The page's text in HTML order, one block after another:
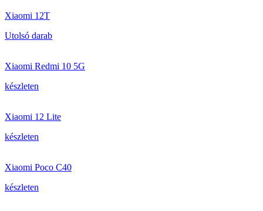
Xiaomi 12T
Utolsó darab
Xiaomi Redmi 10 5G
készleten
Xiaomi 12 Lite
készleten
Xiaomi Poco C40
készleten